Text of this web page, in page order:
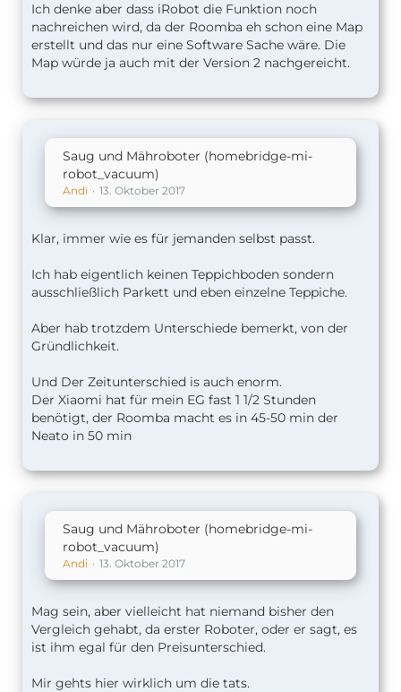
Ich denke aber dass iRobot die Funktion noch
nachreichen wird, da der Roomba eh schon eine Map
erstellt und das nur eine Software Sache wäre. Die
Map würde ja auch mit der Version 2 nachgereicht.
Saug und Mähroboter (homebridge-mi-
robot_vacuum)
Andi 13. Oktober 2017
Klar, immer wie es für jemanden selbst passt.
Ich hab eigentlich keinen Teppichboden sondern
ausschließlich Parkett und eben einzelne Teppiche.
Aber hab trotzdem Unterschiede bemerkt, von der
Gründlichkeit.
Und Der Zeitunterschied is auch enorm.
Der Xiaomi hat für mein EG fast 1 1/2 Stunden
benötigt, der Roomba macht es in 45-50 min der
Neato in 50 min
Saug und Mähroboter (homebridge-mi-
robot_vacuum)
Andi 13. Oktober 2017
Mag sein, aber vielleicht hat niemand bisher den
Vergleich gehabt, da erster Roboter, oder er sagt, es
ist ihm egal für den Preisunterschied.
Mir gehts hier wirklich um die tats.